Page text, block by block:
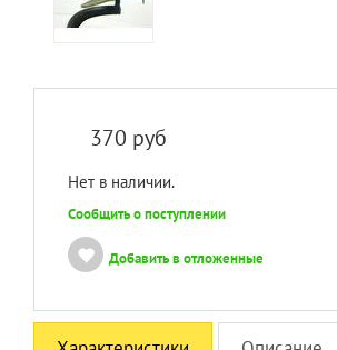
370 руб
Нет в наличии.
Сообщить о поступлении
Добавить в отложенные